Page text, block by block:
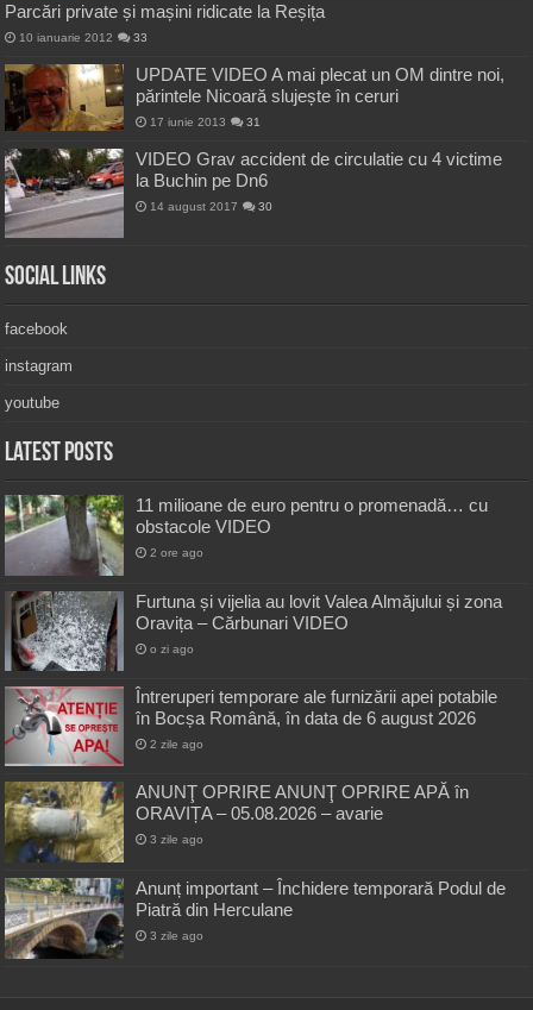
Parcări private și mașini ridicate la Reșița
10 ianuarie 2012 33
UPDATE VIDEO A mai plecat un OM dintre noi,
părintele Nicoară slujește în ceruri
17 iunie 2013 31
VIDEO Grav accident de circulatie cu 4 victime
la Buchin pe Dn6
14 august 2017 30
Social Links
facebook
instagram
youtube
Latest Posts
11 milioane de euro pentru o promenadă… cu
obstacole VIDEO
2 ore ago
Furtuna și vijelia au lovit Valea Almăjului și zona
Oravița – Cărbunari VIDEO
o zi ago
Întreruperi temporare ale furnizării apei potabile
în Bocșa Română, în data de 6 august 2026
2 zile ago
ANUNŢ OPRIRE ANUNŢ OPRIRE APĂ în
ORAVIȚA – 05.08.2026 – avarie
3 zile ago
Anunț important – Închidere temporară Podul de
Piatră din Herculane
3 zile ago